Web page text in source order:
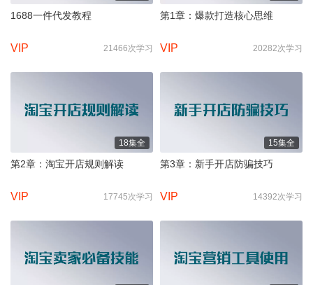
1688一件代发教程
VIP 21466次学习
第1章：爆款打造核心思维
VIP 20282次学习
18集全
第2章：淘宝开店规则解读
VIP 17745次学习
15集全
第3章：新手开店防骗技巧
VIP 14392次学习